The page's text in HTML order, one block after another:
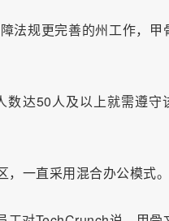
法规更完善的州工作，甲
数达50人及以上就需遵守
，一直采用混合办公模式。